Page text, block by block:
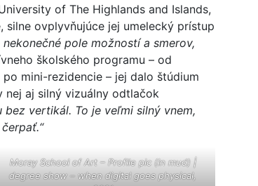
of The Highlands and Islands,
silne ovplyvňujúce jej umelecký prístup
pole možností a smerov,
školského programu – od
mini-rezidencie – jej dalo štúdium
nej aj silný vizuálny odtlačok
bez vertikál. To je veľmi silný vnem,
Moray School of Art – Profile pic (in mud) |
degree show – when digital goes physical,